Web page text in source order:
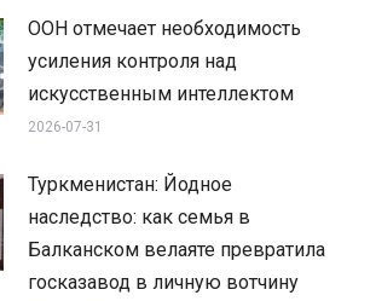
ООН отмечает необходимость
усиления контроля над
искусственным интеллектом
2026-07-31
Туркменистан: Йодное
наследство: как семья в
Балканском велаяте превратила
госказавод в личную вотчину